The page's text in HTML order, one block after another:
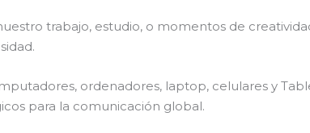
trabajo, estudio, o momentos de
ordenadores, laptop, celulares y
para la comunicación global.